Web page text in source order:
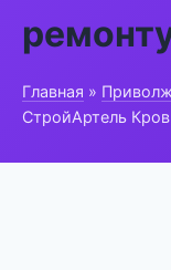
Главная »
СтройАртель